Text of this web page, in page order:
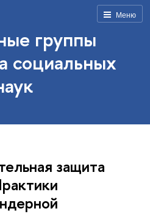
Меню
группы
социальных
защита